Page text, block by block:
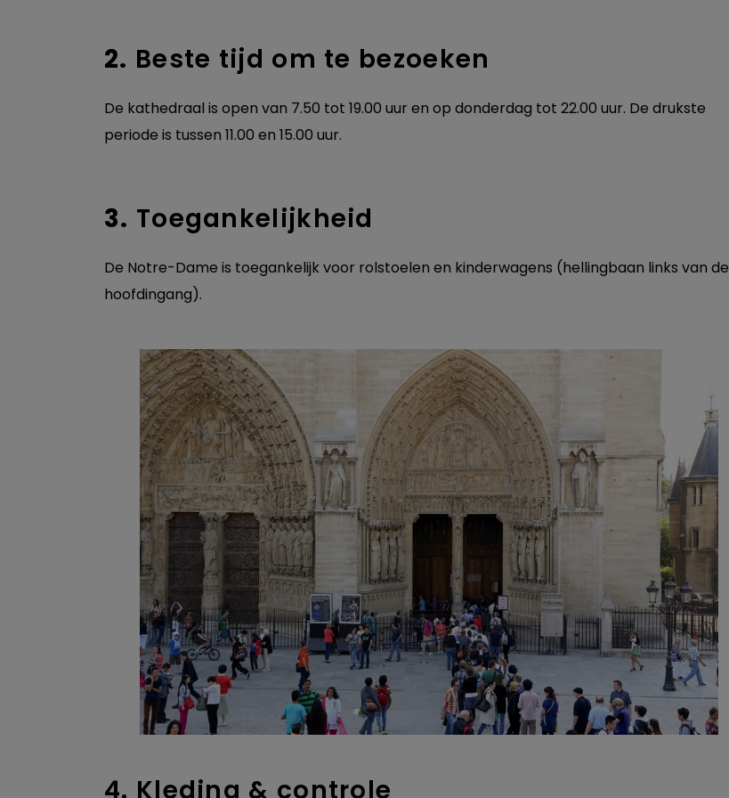
2. Beste tijd om te bezoeken
De kathedraal is open van 7.50 tot 19.00 uur en op donderdag tot 22.00 uur. De drukste
periode is tussen 11.00 en 15.00 uur.
3. Toegankelijkheid
De Notre-Dame is toegankelijk voor rolstoelen en kinderwagens (hellingbaan links van de
hoofdingang).
4. Kleding & controle